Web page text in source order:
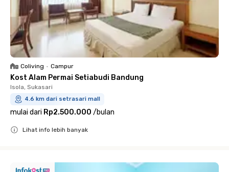
Coliving • Campur
Kost Alam Permai Setiabudi Bandung
Isola, Sukasari
4.6 km dari setrasari mall
mulai dari Rp2.500.000 /bulan
Lihat info lebih banyak